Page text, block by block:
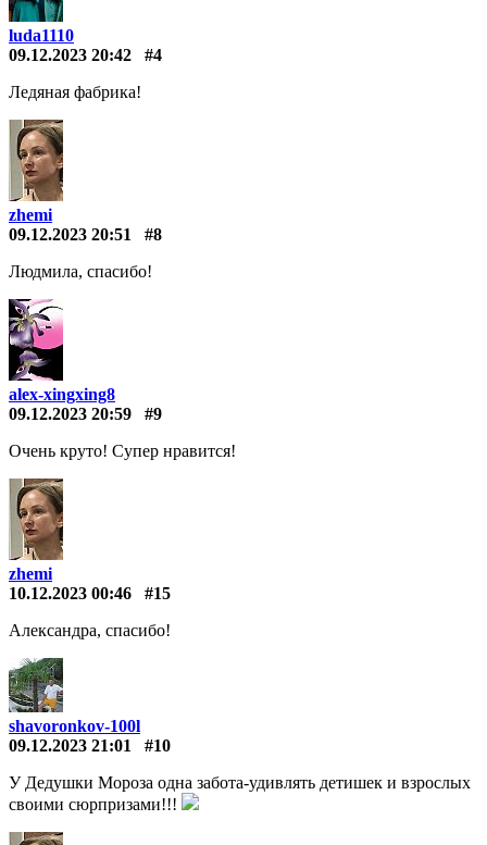
luda1110
09.12.2023 20:42
#4
Ледяная фабрика!
zhemi
09.12.2023 20:51
#8
Людмила, спасибо!
alex-xingxing8
09.12.2023 20:59
#9
Очень круто! Супер нравится!
zhemi
10.12.2023 00:46
#15
Александра, спасибо!
shavoronkov-100l
09.12.2023 21:01
#10
У Дедушки Мороза одна забота-удивлять детишек и взрослых
своими сюрпризами!!!